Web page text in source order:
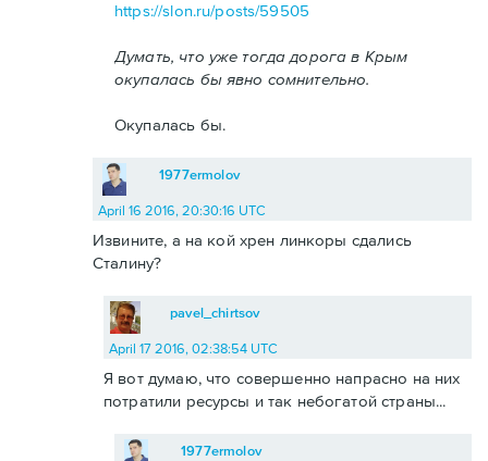
https://slon.ru/posts/59505
Думать, что уже тогда дорога в Крым
окупалась бы явно сомнительно.
Окупалась бы.
1977ermolov
April 16 2016, 20:30:16 UTC
Извините, а на кой хрен линкоры сдались
Сталину?
pavel_chirtsov
April 17 2016, 02:38:54 UTC
Я вот думаю, что совершенно напрасно на них
потратили ресурсы и так небогатой страны...
1977ermolov